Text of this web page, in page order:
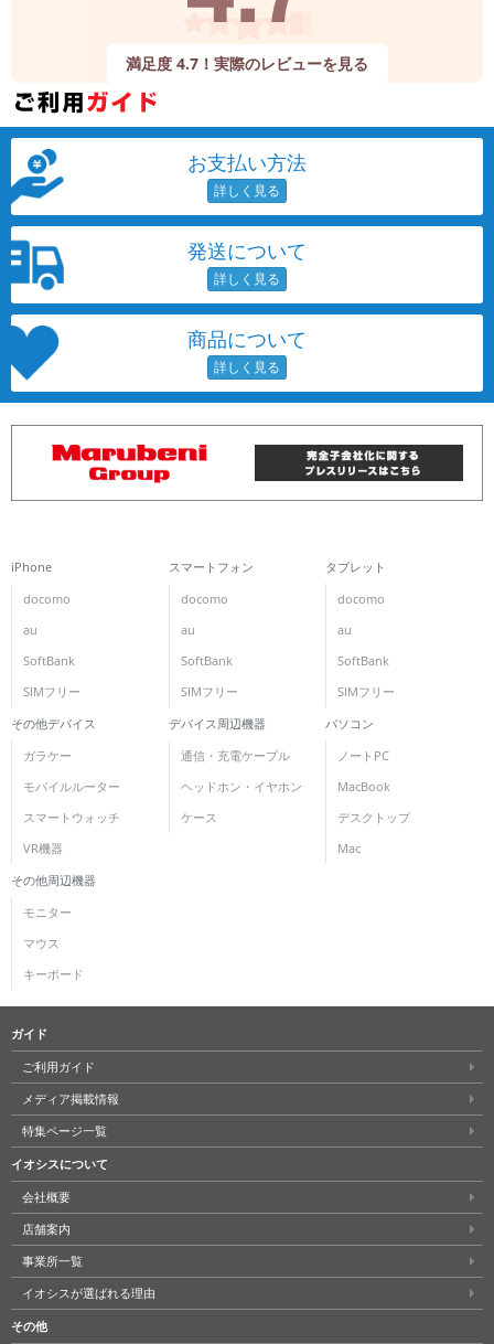
満足度 4.7！実際のレビューを見る
お支払い方法
発送について
商品について
iPhone
docomo
au
SoftBank
SIMフリー
スマートフォン
docomo
au
SoftBank
SIMフリー
タブレット
docomo
au
SoftBank
SIMフリー
その他デバイス
ガラケー
モバイルルーター
スマートウォッチ
VR機器
デバイス周辺機器
通信・充電ケーブル
ヘッドホン・イヤホン
ケース
パソコン
ノートPC
MacBook
デスクトップ
Mac
その他周辺機器
モニター
マウス
キーボード
ガイド
ご利用ガイド
メディア掲載情報
特集ページ一覧
イオシスについて
会社概要
店舗案内
事業所一覧
イオシスが選ばれる理由
その他